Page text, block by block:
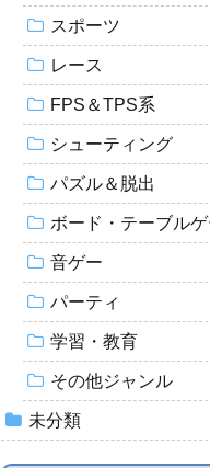
スポーツ
レース
FPS＆TPS系
シューティング
パズル＆脱出
ボード・テーブルゲ
音ゲー
パーティ
学習・教育
その他ジャンル
未分類